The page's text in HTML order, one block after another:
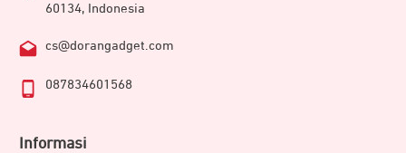
60134, Indonesia
cs@dorangadget.com
087834601568
Informasi